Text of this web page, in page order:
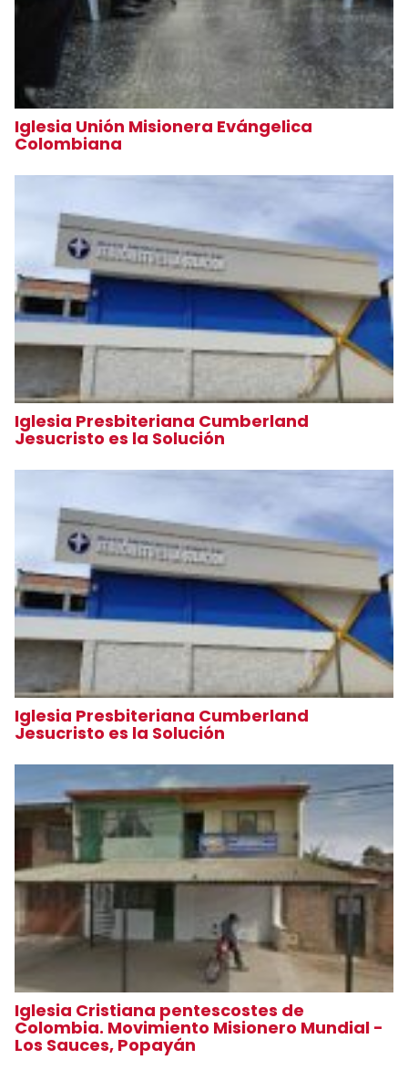
Iglesia Unión Misionera Evángelica
Colombiana
Iglesia Presbiteriana Cumberland
Jesucristo es la Solución
Iglesia Presbiteriana Cumberland
Jesucristo es la Solución
Iglesia Cristiana pentescostes de
Colombia. Movimiento Misionero Mundial -
Los Sauces, Popayán